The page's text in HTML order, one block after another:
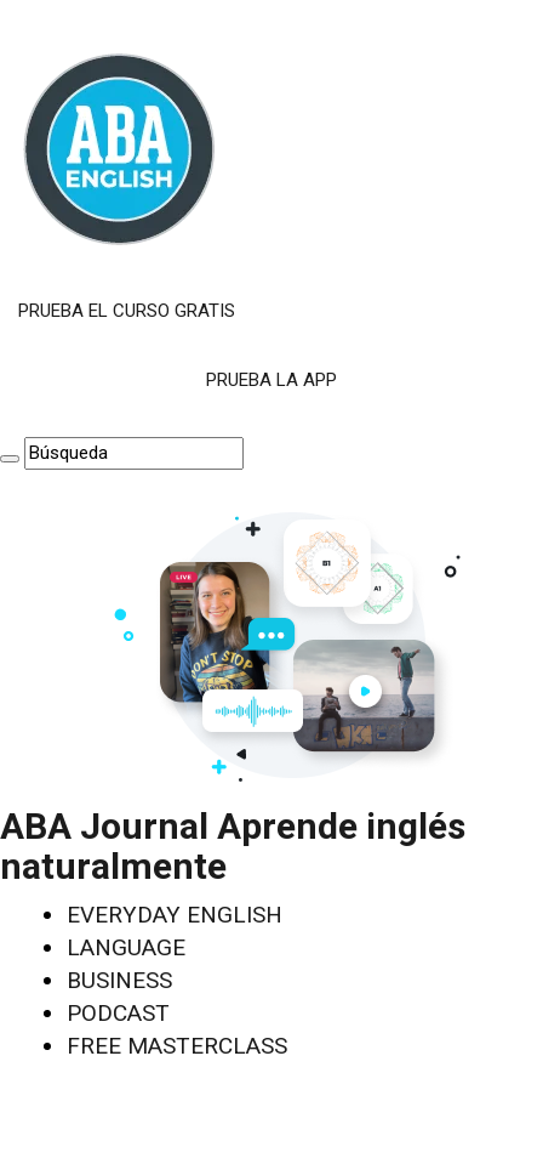
PRUEBA EL CURSO GRATIS
PRUEBA LA APP
ABA Journal Aprende inglés
naturalmente
EVERYDAY ENGLISH
LANGUAGE
BUSINESS
PODCAST
FREE MASTERCLASS